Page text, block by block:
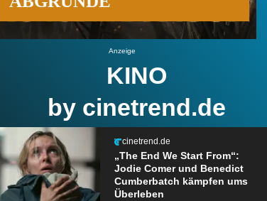
Anzeige
KINO
by cinetrend.de
cinetrend.de
„The End We Start From“:
Jodie Comer und Benedict
Cumberbatch kämpfen ums
Überleben